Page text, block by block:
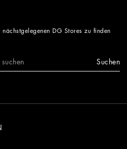
DG Stores zu finden
Suchen